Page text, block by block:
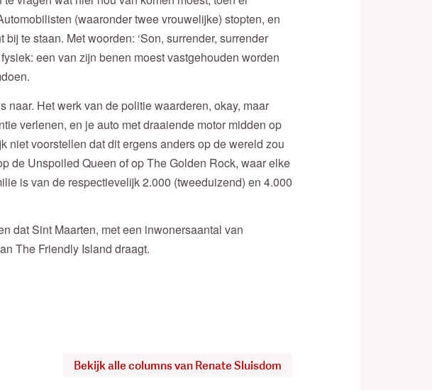
(waaronder twee vrouwelijke) stopten, en
te staan. Met woorden: ‘Son, surrender, surrender
een van zijn benen moest vastgehouden worden
naar. Het werk van de politie waarderen, okay, maar
verlenen, en je auto met draaiende motor midden op
niet voorstellen dat dit ergens anders op de wereld zou
de Unspoiled Queen of op The Golden Rock, waar elke
is van de respectievelijk 2.000 (tweeduizend) en 4.000
dat Sint Maarten, met een inwonersaantal van
The Friendly Island draagt.
Bekijk alle columns van Renate Sluisdom